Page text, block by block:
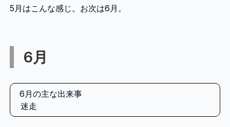
5月はこんな感じ。お次は6月。
6月
6月の主な出来事
迷走